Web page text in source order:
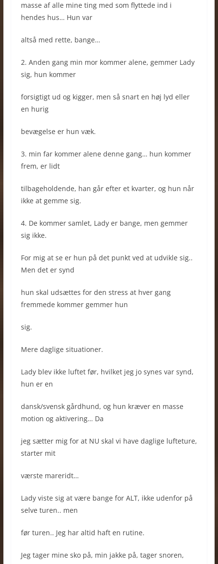
masse af alle mine ting med som flyttede ind i
hendes hus… Hun var
altså med rette, bange…
2. Anden gang min mor kommer alene, gemmer Lady
sig, hun kommer
forsigtigt ud og kigger, men så snart en høj lyd eller
en hurig
bevægelse er hun væk.
3. min far kommer alene denne gang… hun kommer
frem, er lidt
tilbageholdende, han går efter et kvarter, og hun når
ikke at gemme sig.
4. De kommer samlet, Lady er bange, men gemmer
sig ikke.
For mig at se er hun på det punkt ved at udvikle sig..
Men det er synd
hun skal udsættes for den stress at hver gang
fremmede kommer gemmer hun
sig.
Mere daglige situationer.
Lady blev ikke luftet før, hvilket jeg jo synes var synd,
hun er en
dansk/svensk gårdhund, og hun kræver en masse
motion og aktivering… Da
jeg sætter mig for at NU skal vi have daglige lufteture,
starter mit
værste mareridt…
Lady viste sig at være bange for ALT, ikke udenfor på
selve turen.. men
før turen.. Jeg har altid haft en rutine.
Jeg tager mine sko på, min jakke på, tager snoren,